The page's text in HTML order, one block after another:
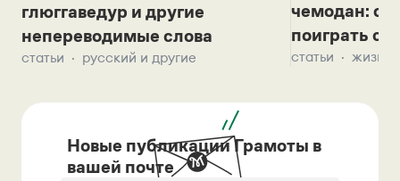
глюггаведур и другие
непереводимые слова
статьи русский и другие
чемодан:
поиграть с
статьи жизнь
Новые публикации Грамоты в
вашей почте